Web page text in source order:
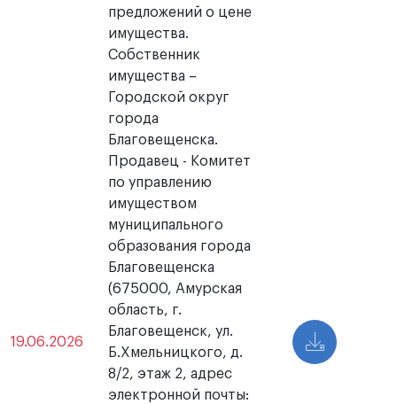
19.06.2026
предложений о цене
имущества.
Собственник
имущества –
Городской округ
города
Благовещенска.
Продавец - Комитет
по управлению
имуществом
муниципального
образования города
Благовещенска
(675000, Амурская
область, г.
Благовещенск, ул.
Б.Хмельницкого, д.
8/2, этаж 2, адрес
электронной почты: